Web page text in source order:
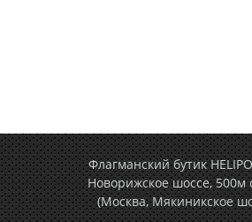
Флагманский бутик
Новорижское шоссе,
(Москва, Мякиникское